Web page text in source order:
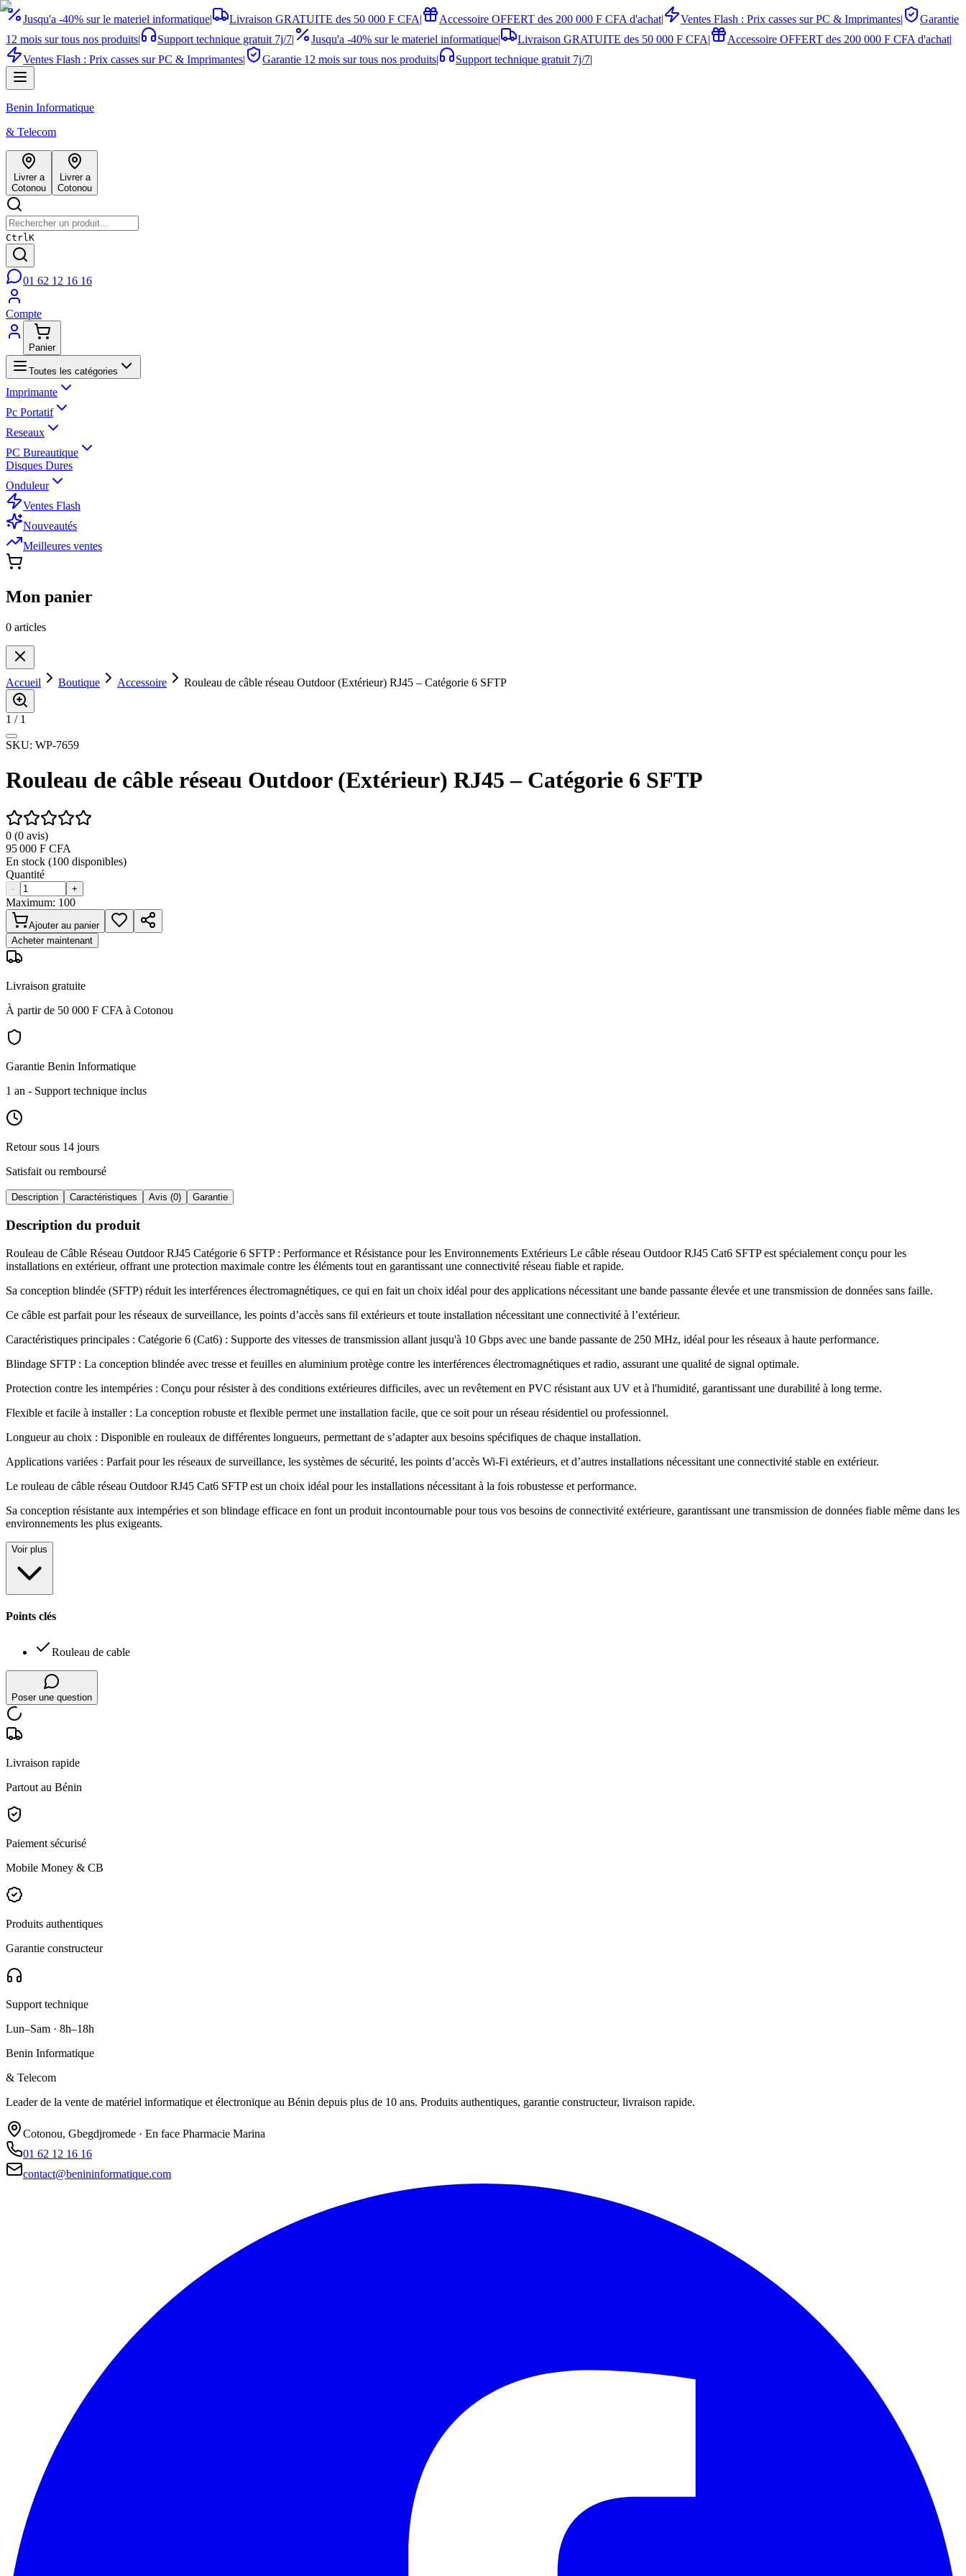
Jusqu'a -40% sur le materiel informatique| Livraison GRATUITE des 50 000 F CFA| Accessoire OFFERT des 200 000 F CFA d'achat| Ventes Flash : Prix casses sur PC & Imprimantes|
Garantie
12 mois sur tous nos produits| Support technique gratuit 7j/7| Jusqu'a -40% sur le materiel informatique| Livraison GRATUITE des 50 000 F CFA| Accessoire OFFERT des 200 000 F CFA d'achat|
Ventes Flash : Prix casses sur PC & Imprimantes| Garantie 12 mois sur tous nos produits| Support technique gratuit 7j/7|
Benin Informatique
& Telecom
Livrer a
Cotonou
Livrer a
Cotonou
CtrlK
01 62 12 16 16
Compte
Panier
Toutes les catégories
Imprimante
Pc Portatif
Reseaux
PC Bureautique
Disques Dures
Onduleur
Ventes Flash
Nouveautés
Meilleures ventes
Mon panier
0 articles
Accueil Boutique Accessoire Rouleau de câble réseau Outdoor (Extérieur) RJ45 – Catégorie 6 SFTP
1 / 1
SKU: WP-7659
Rouleau de câble réseau Outdoor (Extérieur) RJ45 – Catégorie 6 SFTP
0 (0 avis)
95 000 F CFA
En stock (100 disponibles)
Quantité
- +
Maximum: 100
Ajouter au panier
Acheter maintenant
Livraison gratuite
À partir de 50 000 F CFA à Cotonou
Garantie Benin Informatique
1 an - Support technique inclus
Retour sous 14 jours
Satisfait ou remboursé
Description Caractéristiques Avis (0) Garantie
Description du produit
Rouleau de Câble Réseau Outdoor RJ45 Catégorie 6 SFTP : Performance et Résistance pour les Environnements Extérieurs Le câble réseau Outdoor RJ45 Cat6 SFTP est spécialement conçu pour les
installations en extérieur, offrant une protection maximale contre les éléments tout en garantissant une connectivité réseau fiable et rapide.
Sa conception blindée (SFTP) réduit les interférences électromagnétiques, ce qui en fait un choix idéal pour des applications nécessitant une bande passante élevée et une transmission de données sans faille.
Ce câble est parfait pour les réseaux de surveillance, les points d’accès sans fil extérieurs et toute installation nécessitant une connectivité à l’extérieur.
Caractéristiques principales : Catégorie 6 (Cat6) : Supporte des vitesses de transmission allant jusqu'à 10 Gbps avec une bande passante de 250 MHz, idéal pour les réseaux à haute performance.
Blindage SFTP : La conception blindée avec tresse et feuilles en aluminium protège contre les interférences électromagnétiques et radio, assurant une qualité de signal optimale.
Protection contre les intempéries : Conçu pour résister à des conditions extérieures difficiles, avec un revêtement en PVC résistant aux UV et à l'humidité, garantissant une durabilité à long terme.
Flexible et facile à installer : La conception robuste et flexible permet une installation facile, que ce soit pour un réseau résidentiel ou professionnel.
Longueur au choix : Disponible en rouleaux de différentes longueurs, permettant de s’adapter aux besoins spécifiques de chaque installation.
Applications variées : Parfait pour les réseaux de surveillance, les systèmes de sécurité, les points d’accès Wi-Fi extérieurs, et d’autres installations nécessitant une connectivité stable en extérieur.
Le rouleau de câble réseau Outdoor RJ45 Cat6 SFTP est un choix idéal pour les installations nécessitant à la fois robustesse et performance.
Sa conception résistante aux intempéries et son blindage efficace en font un produit incontournable pour tous vos besoins de connectivité extérieure, garantissant une transmission de données fiable même dans les
environnements les plus exigeants.
Voir plus
Points clés
Rouleau de cable
Poser une question
Livraison rapide
Partout au Bénin
Paiement sécurisé
Mobile Money & CB
Produits authentiques
Garantie constructeur
Support technique
Lun–Sam · 8h–18h
Benin Informatique
& Telecom
Leader de la vente de matériel informatique et électronique au Bénin depuis plus de 10 ans. Produits authentiques, garantie constructeur, livraison rapide.
Cotonou, Gbegdjromede · En face Pharmacie Marina
01 62 12 16 16
contact@benininformatique.com